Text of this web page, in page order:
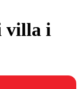
villa i